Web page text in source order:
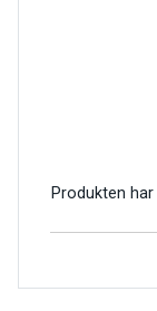
Produkten